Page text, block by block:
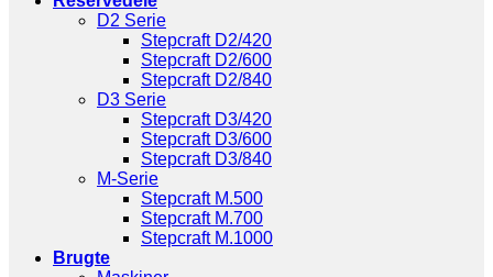
D2 Serie
Stepcraft D2/420
Stepcraft D2/600
Stepcraft D2/840
D3 Serie
Stepcraft D3/420
Stepcraft D3/600
Stepcraft D3/840
M-Serie
Stepcraft M.500
Stepcraft M.700
Stepcraft M.1000
Brugte